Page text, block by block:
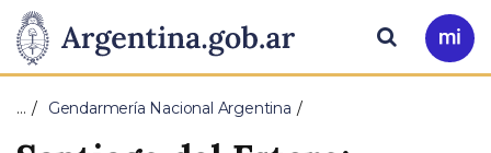
Presidencia
de
la
Pasar al contenido principal
Ir
a
Buscar
… Gendarmería Nacional Argentina